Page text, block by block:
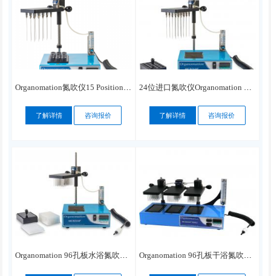
Organomation氮吹仪15 Position MICROVAP
了解详情 咨询报价
24位进口氮吹仪Organomation 24 Position MICROVAP
了解详情 咨询报价
Organomation 96孔板水浴氮吹仪MICROVAP Microplate Organomation 96孔板干浴氮吹仪MICROVAP Microplate